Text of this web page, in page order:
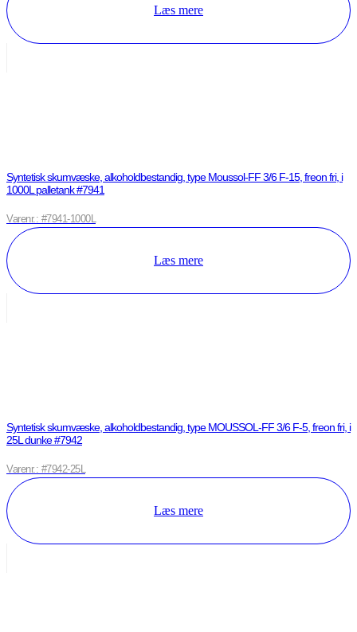
Læs mere
Syntetisk skumvæske, alkoholdbestandig, type Moussol-FF 3/6 F-15, freon fri, i
1000L palletank #7941
Varenr.: #7941-1000L
Læs mere
Syntetisk skumvæske, alkoholdbestandig, type MOUSSOL-FF 3/6 F-5, freon fri, i
25L dunke #7942
Varenr.: #7942-25L
Læs mere